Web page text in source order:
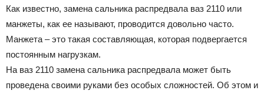
Как известно, замена сальника распредвала ваз 2110 или
манжеты, как ее называют, проводится довольно часто.
Манжета – это такая составляющая, которая подвергается
постоянным нагрузкам.
На ваз 2110 замена сальника распредвала может быть
проведена своими руками без особых сложностей. Об этом и